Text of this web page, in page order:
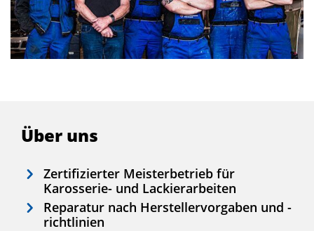
Über uns
Zertifizierter Meisterbetrieb für
Karosserie- und Lackierarbeiten
Reparatur nach Herstellervorgaben und -
richtlinien